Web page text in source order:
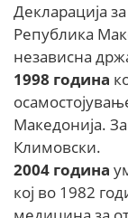
Декларација
Република
независна
1998 година
Македонија.
Климовски.
2004 година
кој во 1982